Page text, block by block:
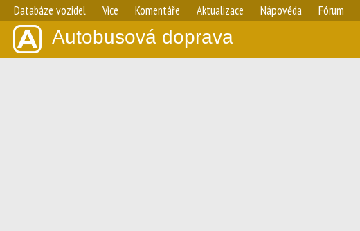
Databáze vozidel Více Komentáře Aktualizace Nápověda Fórum
Autobusová doprava